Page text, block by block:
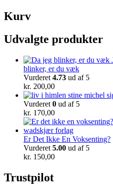
Kurv
Udvalgte produkter
blinker, er du væk
Vurderet 4.73 ud af 5
kr. 200,00
Vurderet 0 ud af 5
kr. 170,00
Er Det Ikke En Voksenting?
Vurderet 5.00 ud af 5
kr. 150,00
Trustpilot